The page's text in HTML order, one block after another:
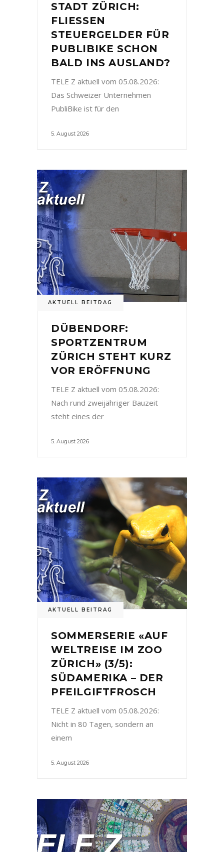
STADT ZÜRICH:
FLIESSEN
STEUERGELDER FÜR
PUBLIBIKE SCHON
BALD INS AUSLAND?
TELE Z aktuell vom 05.08.2026:
Das Schweizer Unternehmen
PubliBike ist für den
5. August 2026
AKTUELL BEITRAG
DÜBENDORF:
SPORTZENTRUM
ZÜRICH STEHT KURZ
VOR ERÖFFNUNG
TELE Z aktuell vom 05.08.2026:
Nach rund zweijähriger Bauzeit
steht eines der
5. August 2026
AKTUELL BEITRAG
SOMMERSERIE «AUF
WELTREISE IM ZOO
ZÜRICH» (3/5):
SÜDAMERIKA – DER
PFEILGIFTFROSCH
TELE Z aktuell vom 05.08.2026:
Nicht in 80 Tagen, sondern an
einem
5. August 2026